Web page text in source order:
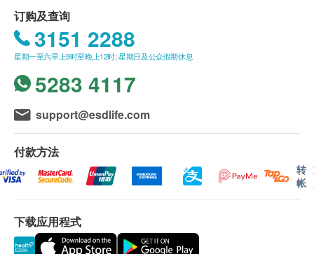
以科技提炼的细胞再生能量加上专利复合物：除
NMN外，加入矜贵的成如白藜芦醇、绿茶素、洋
葱素及小分子肽
【最高级别科研NMN】
Cytologics NMN 率先将诺贝尔医学奖「纳米
Liposome」技术用于NMN产品，突破NMN成份流
失限制，真正吃多少，吸收多少
极易被人体吸收，可迅速进入血液，被身体器官吸
收并转化为NAD+
生身体机能
Cytologics伊胞乐生产厂房除了获FDA + GMP 药
送货条款：
购买产品总额满HK$800，即可享本地免费送货服
务。账单总额未满HK$800需附加HK$50运费。
我们将于确定订单后1-3个工作天内安排发货。
讯号悬挂或黑色暴雨警告生效时，送货服务时间将
会延迟。
所有订单须视乎相关货品的供应情况再作最后确
认。倘若健康网购health.ESDlife未能提供任何订
客再作安排。
订购及查询
3151 2288
星期一至六早上9时至晚上12时; 星期日及公众假期休息
5283 4117
support@esdlife.com
付款方法
转
帐
下载应用程式